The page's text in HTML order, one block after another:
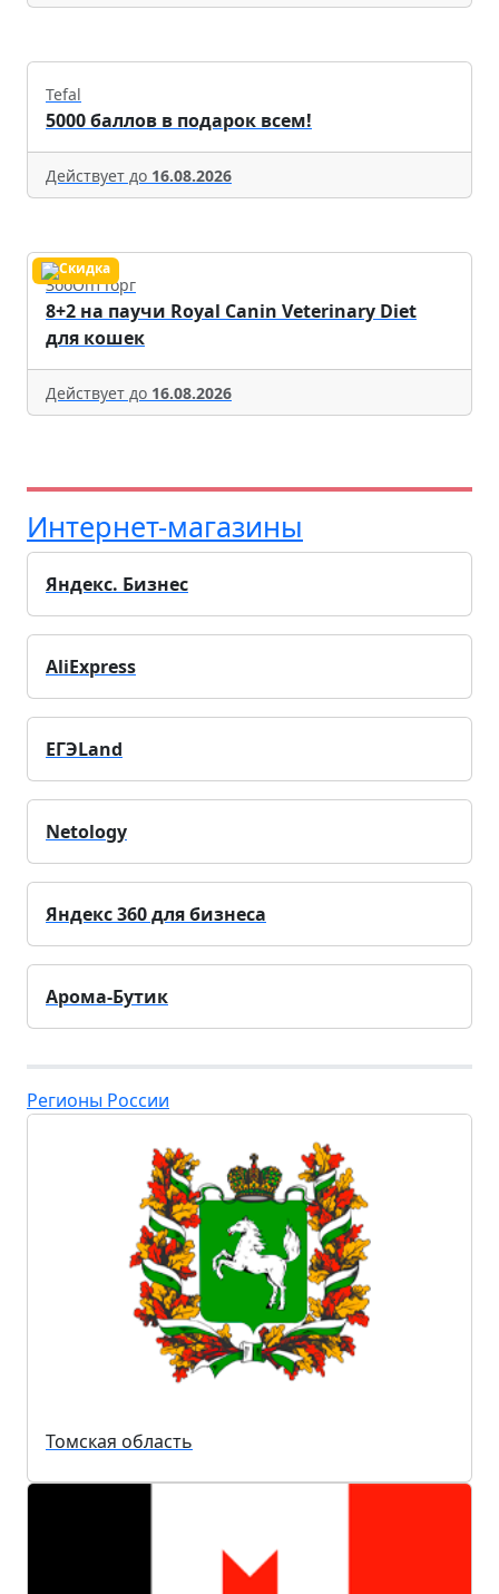
Tefal
5000 баллов в подарок всем!
Действует до 16.08.2026
ЗооОптТорг
8+2 на паучи Royal Canin Veterinary Diet
для кошек
Действует до 16.08.2026
Интернет-магазины
Яндекс. Бизнес
AliExpress
ЕГЭLand
Netology
Яндекс 360 для бизнеса
Арома-Бутик
Регионы России
Томская область